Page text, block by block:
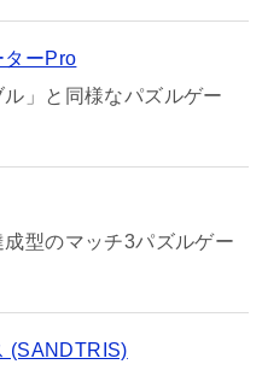
ターPro
ル」と同様なパズルゲー
成型のマッチ3パズルゲー
(SANDTRIS)